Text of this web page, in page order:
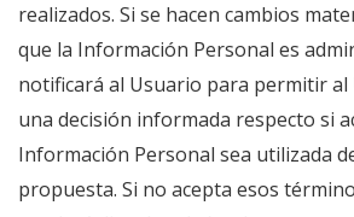
realizados. Si se hacen cambios
que la Información Personal es
notificará al Usuario para permitir
una decisión informada respecto si
Información Personal sea utilizada
propuesta. Si no acepta esos